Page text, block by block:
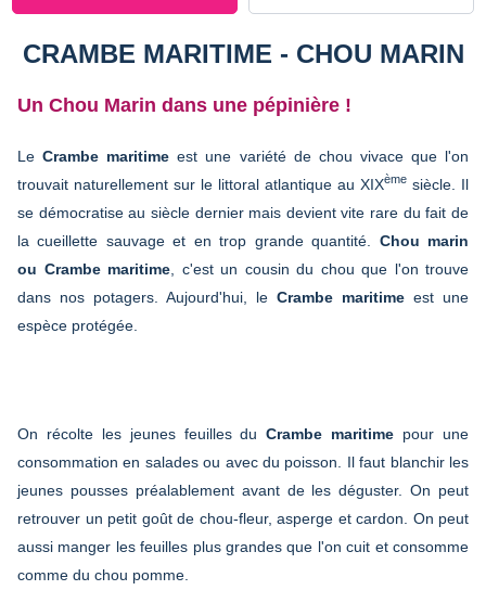
CRAMBE MARITIME - CHOU MARIN
Un Chou Marin dans une pépinière !
LeCrambe maritime est une variété de chou vivace que l'on
trouvait naturellement sur le littoral atlantique au XIXème siècle. Il
se démocratise au siècle dernier mais devient vite rare du fait de
la cueillette sauvage et en trop grande quantité. Chou marin
ou Crambe maritime , c'est un cousin du chou que l'on trouve
dans nos potagers. Aujourd'hui, le Crambe maritime est une
espèce protégée.
On récolte les jeunes feuilles duCrambe maritime pour une
consommation en salades ou avec du poisson. Il faut blanchir les
jeunes pousses préalablement avant de les déguster. On peut
retrouver un petit goût de chou-fleur, asperge et cardon. On peut
aussi manger les feuilles plus grandes que l'on cuit et consomme
comme du chou pomme.